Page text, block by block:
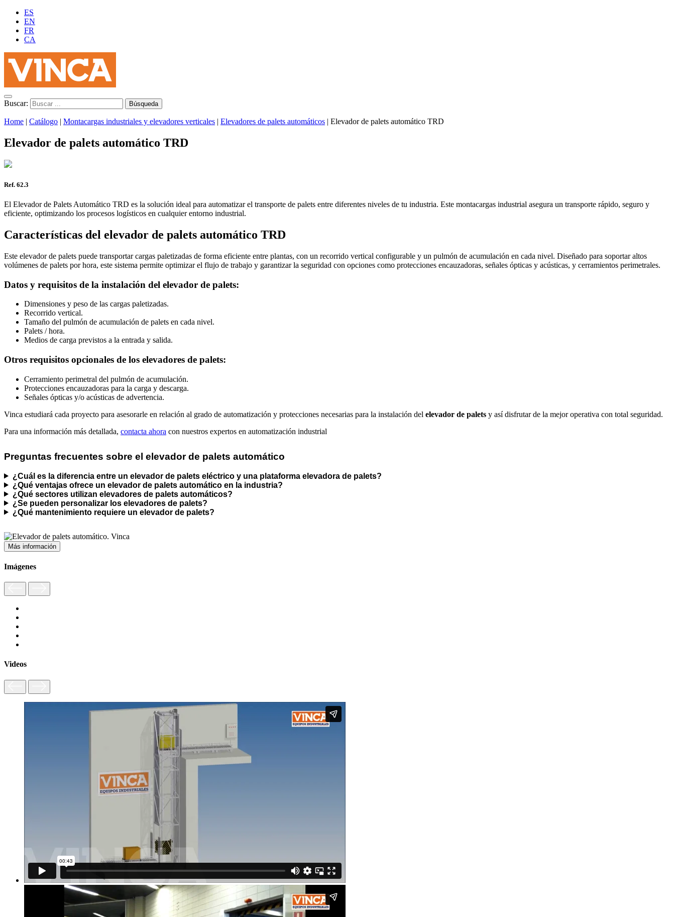
ES
EN
FR
CA
Buscar:
Home | Catálogo | Montacargas industriales y elevadores verticales | Elevadores de palets automáticos | Elevador de palets automático TRD
Elevador de palets automático TRD
Ref. 62.3
El Elevador de Palets Automático TRD es la solución ideal para automatizar el transporte de palets entre diferentes niveles de tu industria. Este montacargas industrial asegura un transporte rápido, seguro y
eficiente, optimizando los procesos logísticos en cualquier entorno industrial.
Características del elevador de palets automático TRD
Este elevador de palets puede transportar cargas paletizadas de forma eficiente entre plantas, con un recorrido vertical configurable y un pulmón de acumulación en cada nivel. Diseñado para soportar altos
volúmenes de palets por hora, este sistema permite optimizar el flujo de trabajo y garantizar la seguridad con opciones como protecciones encauzadoras, señales ópticas y acústicas, y cerramientos perimetrales.
Datos y requisitos de la instalación del elevador de palets:
Dimensiones y peso de las cargas paletizadas.
Recorrido vertical.
Tamaño del pulmón de acumulación de palets en cada nivel.
Palets / hora.
Medios de carga previstos a la entrada y salida.
Otros requisitos opcionales de los elevadores de palets:
Cerramiento perimetral del pulmón de acumulación.
Protecciones encauzadoras para la carga y descarga.
Señales ópticas y/o acústicas de advertencia.
Vinca estudiará cada proyecto para asesorarle en relación al grado de automatización y protecciones necesarias para la instalación del elevador de palets y así disfrutar de la mejor operativa con total seguridad.
Para una información más detallada, contacta ahora con nuestros expertos en automatización industrial
Preguntas frecuentes sobre el elevador de palets automático
¿Cuál es la diferencia entre un elevador de palets eléctrico y una plataforma elevadora de palets?
¿Qué ventajas ofrece un elevador de palets automático en la industria?
¿Qué sectores utilizan elevadores de palets automáticos?
¿Se pueden personalizar los elevadores de palets?
¿Qué mantenimiento requiere un elevador de palets?
Más información
Imágenes
Videos